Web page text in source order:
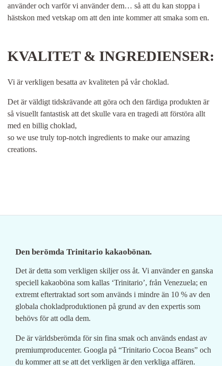
använder och varför vi använder dem… så att du kan stoppa i
hästskon med vetskap om att den inte kommer att smaka som en.
KVALITET & INGREDIENSER:
Vi är verkligen besatta av kvaliteten på vår choklad.
Det är väldigt tidskrävande att göra och den färdiga produkten är
så visuellt fantastisk att det skulle vara en tragedi att förstöra allt
med en billig choklad,
so we use truly top-notch ingredients to make our amazing
creations.
Den berömda Trinitario kakaobönan.
Det är detta som verkligen skiljer oss åt. Vi använder en ganska
speciell kakaoböna som kallas ‘Trinitario’, från Venezuela; en
extremt eftertraktad sort som används i mindre än 10 % av den
globala chokladproduktionen på grund av den expertis som
behövs för att odla dem.
De är världsberömda för sin fina smak och används endast av
premiumproducenter. Googla på “Trinitario Cocoa Beans” och
du kommer att se att det verkligen är den verkliga affären.